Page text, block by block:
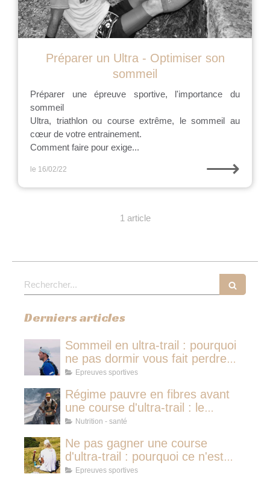
Préparer un Ultra - Optimiser son
sommeil
Préparer une épreuve sportive, l'importance du
sommeil
Ultra, triathlon ou course extrême, le sommeil au
cœur de votre entrainement.
Comment faire pour exige...
le 16/02/22 ⟶
1 article
Rechercher
Derniers articles
Sommeil en ultra-trail : pourquoi
ne pas dormir vous fait perdre
plus de temps qu'une micro-
Epreuves sportives
Régime pauvre en fibres avant
une course d'ultra-trail : le
protocole nutritionnel des
Nutrition - santé
Ne pas gagner une course
d'ultra-trail : pourquoi ce n'est
jamais avoir couru pour rien
Epreuves sportives